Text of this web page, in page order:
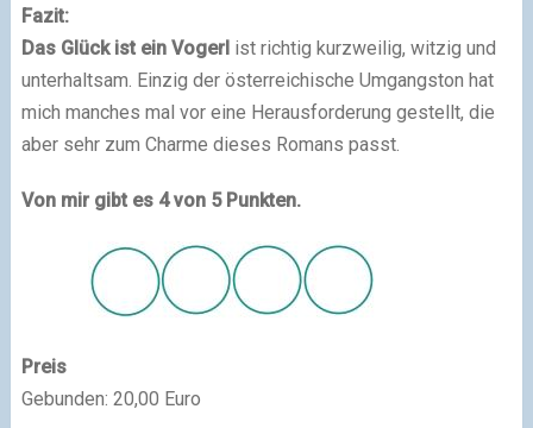
Fazit:
Das Glück ist ein Vogerlist richtig kurzweilig, witzig und
unterhaltsam. Einzig der österreichische Umgangston hat
mich manches mal vor eine Herausforderung gestellt, die
aber sehr zum Charme dieses Romans passt.
Von mir gibt es 4 von 5 Punkten.
Preis
Gebunden: 20,00 Euro